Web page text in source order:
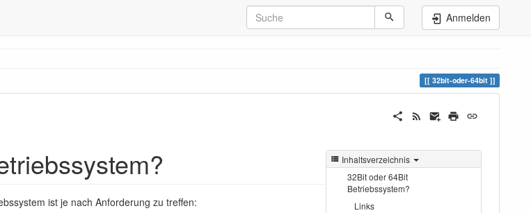
Anmelden
32bit-oder-64bit
Inhaltsverzeichnis
32Bit oder 64Bit
Betriebssystem?
Links
ist je nach Anforderung zu treffen: